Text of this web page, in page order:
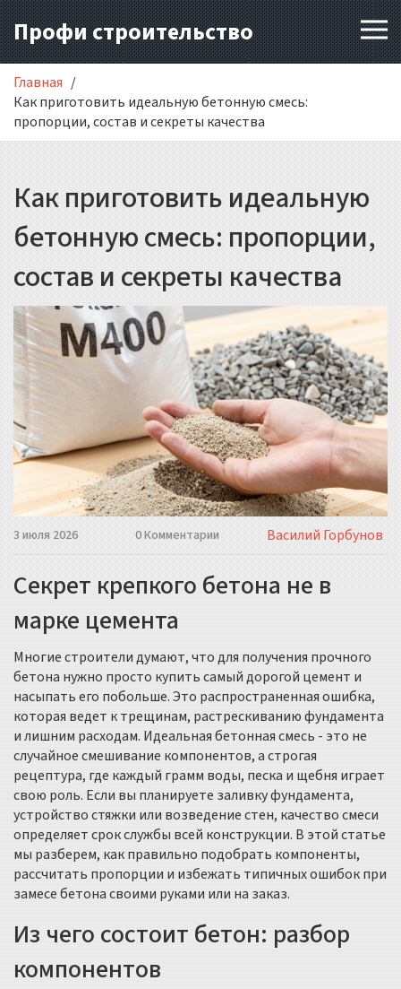
Профи строительство
Главная
Как приготовить идеальную бетонную смесь:
пропорции, состав и секреты качества
Как приготовить идеальную
бетонную смесь: пропорции,
состав и секреты качества
3 июля 2026 0 Комментарии Василий Горбунов
Секрет крепкого бетона не в
марке цемента
Многие строители думают, что для получения прочного
бетона нужно просто купить самый дорогой цемент и
насыпать его побольше. Это распространенная ошибка,
которая ведет к трещинам, растрескиванию фундамента
и лишним расходам. Идеальная бетонная смесь - это не
случайное смешивание компонентов, а строгая
рецептура, где каждый грамм воды, песка и щебня играет
свою роль. Если вы планируете заливку фундамента,
устройство стяжки или возведение стен, качество смеси
определяет срок службы всей конструкции. В этой статье
мы разберем, как правильно подобрать компоненты,
рассчитать пропорции и избежать типичных ошибок при
замесе бетона своими руками или на заказ.
Из чего состоит бетон: разбор
компонентов